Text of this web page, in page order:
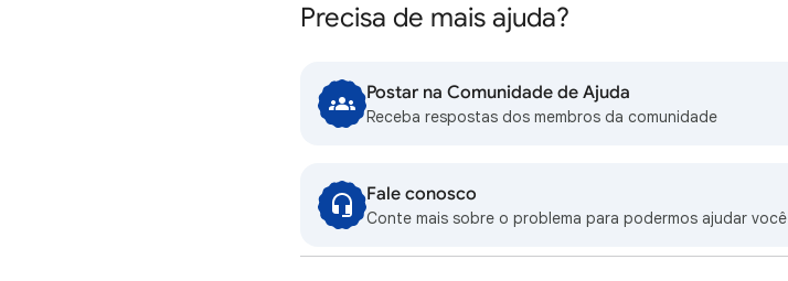
Precisa de mais ajuda?
Postar na Comunidade de Ajuda
Receba respostas dos membros da comunidade
Fale conosco
Conte mais sobre o problema para podermos ajudar você